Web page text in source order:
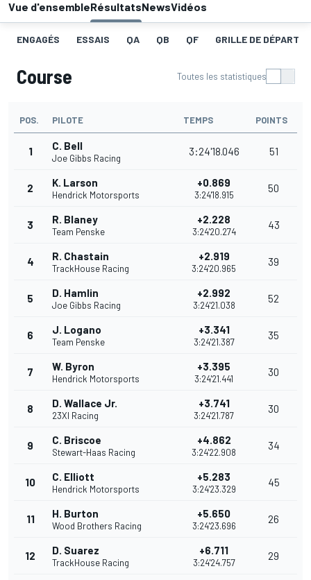
Vue d'ensembleRésultatsNewsVidéos
ENGAGÉS ESSAIS QA QB QF GRILLE DE DÉPART
Course Toutes les statistiques
POS. PILOTE TEMPS POINTS
1 C. Bell
Joe Gibbs Racing
3:24'18.046 51
2 K. Larson
Hendrick Motorsports
+0.869
3:24'18.915
50
3 R. Blaney
Team Penske
+2.228
3:24'20.274
43
4 R. Chastain
TrackHouse Racing
+2.919
3:24'20.965
39
5 D. Hamlin
Joe Gibbs Racing
+2.992
3:24'21.038
52
6 J. Logano
Team Penske
+3.341
3:24'21.387
35
7 W. Byron
Hendrick Motorsports
+3.395
3:24'21.441
30
8 D. Wallace Jr.
23XI Racing
+3.741
3:24'21.787
30
9 C. Briscoe
Stewart-Haas Racing
+4.862
3:24'22.908
34
10 C. Elliott
Hendrick Motorsports
+5.283
3:24'23.329
45
11 H. Burton
Wood Brothers Racing
+5.650
3:24'23.696
26
12 D. Suarez
TrackHouse Racing
+6.711
3:24'24.757
29